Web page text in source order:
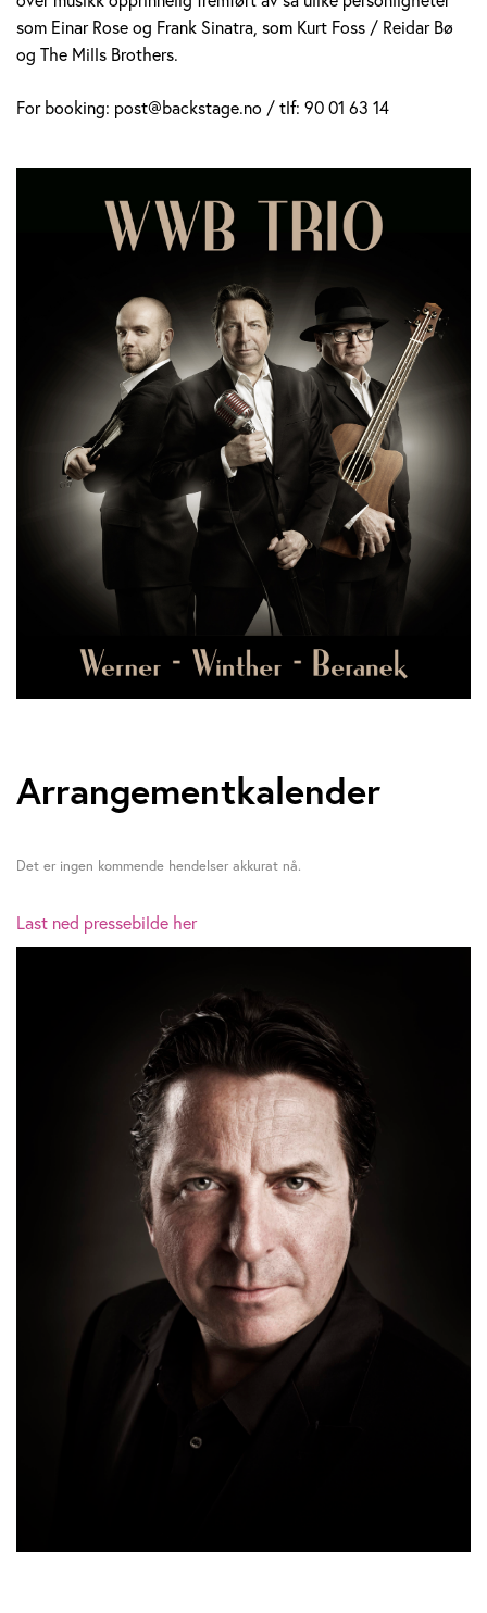
som Einar Rose og Frank Sinatra, som Kurt Foss / Reidar Bø
og The Mills Brothers.
For booking: post@backstage.no / tlf: 90 01 63 14
Arrangementkalender
Det er ingen kommende hendelser akkurat nå.
Last ned pressebilde her